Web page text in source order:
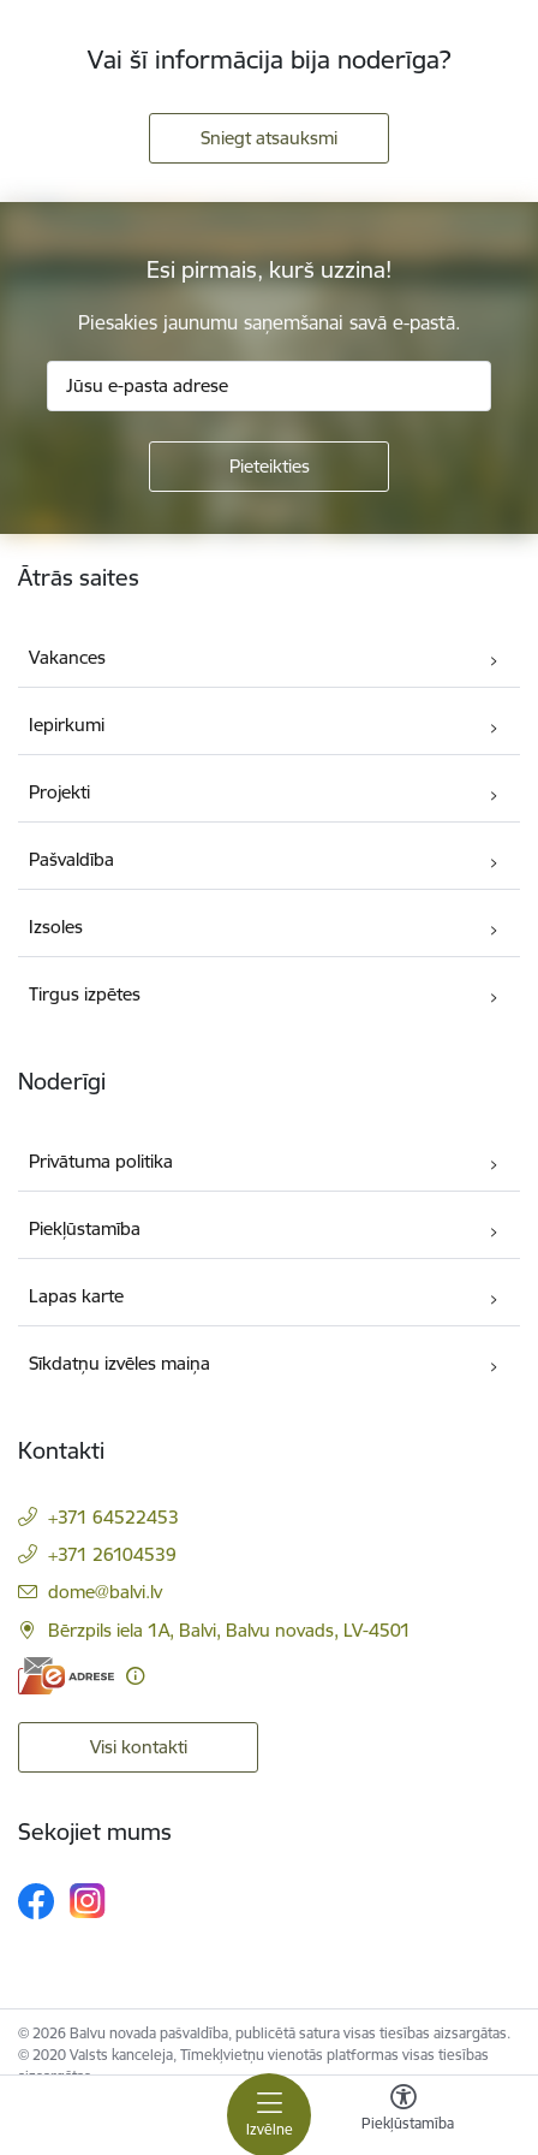
Izvēlne Piekļūstamība
Vai šī informācija bija noderīga?
Sniegt atsauksmi
Esi pirmais, kurš uzzina!
Piesakies jaunumu saņemšanai savā e-pastā.
Kājene
Ātrās saites
Vakances
Iepirkumi
Projekti
Pašvaldība
Izsoles
Tirgus izpētes
Noderīgi
Privātuma politika
Piekļūstamība
Lapas karte
Sīkdatņu izvēles maiņa
Kontakti
+371 64522453
+371 26104539
E-pasts:
dome@balvi.lv
Bērzpils iela 1A, Balvi, Balvu novads, LV-4501
Visi kontakti
Sekojiet mums
© 2026 Balvu novada pašvaldība, publicētā satura visas tiesības aizsargātas.
© 2020 Valsts kanceleja, Tīmekļvietņu vienotās platformas visas tiesības
aizsargātas.